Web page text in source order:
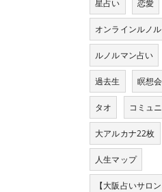
星占い 恋愛
オンラインルノ
ルノルマン占い
過去生 瞑想会
タオ コミュ
大アルカナ22枚
人生マップ
【大阪占いサロ